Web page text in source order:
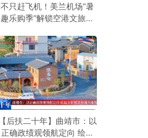
不只赶飞机！美兰机场“暑
趣乐购季”解锁空港文旅新
【后扶二十年】曲靖市：以
正确政绩观领航定向 绘就